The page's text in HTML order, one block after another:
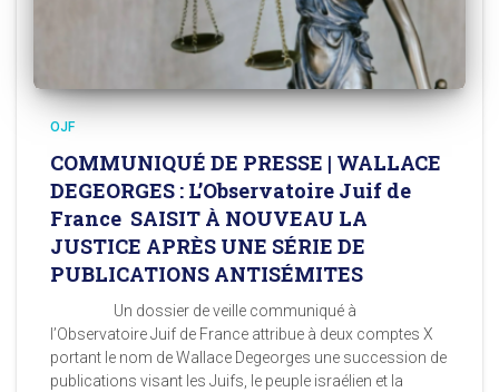
OJF
COMMUNIQUÉ DE PRESSE | WALLACE
DEGEORGES : L’Observatoire Juif de
France SAISIT À NOUVEAU LA
JUSTICE APRÈS UNE SÉRIE DE
PUBLICATIONS ANTISÉMITES
Un dossier de veille communiqué à
l’Observatoire Juif de France attribue à deux comptes X
portant le nom de Wallace Degeorges une succession de
publications visant les Juifs, le peuple israélien et la